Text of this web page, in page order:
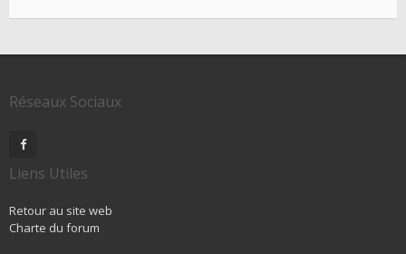
Réseaux Sociaux
Liens Utiles
Retour au site web
Charte du forum